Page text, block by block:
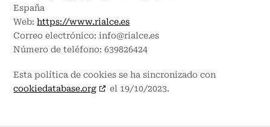
España
Web:https://www.rialce.es
Correo electrónico:info@rialce.es
Número de teléfono: 639826424
Esta política de cookies se ha sincronizado con
cookiedatabase.org
el 19/10/2023.